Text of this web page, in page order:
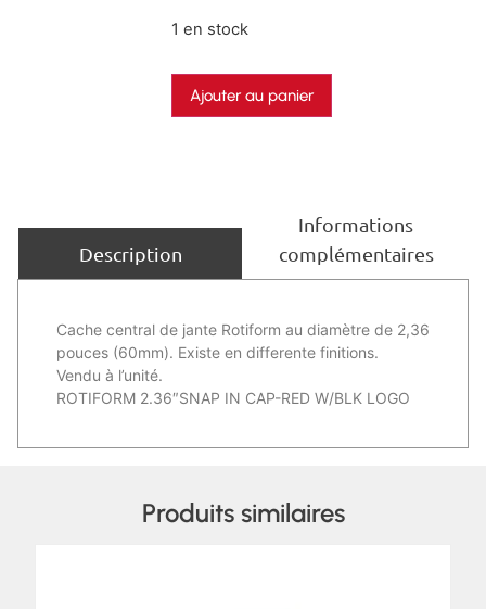
1 en stock
Ajouter au panier
Description
Informations
complémentaires
Cache central de jante Rotiform au diamètre de 2,36
pouces (60mm). Existe en differente finitions.
Vendu à l’unité.
ROTIFORM 2.36″SNAP IN CAP-RED W/BLK LOGO
Produits similaires